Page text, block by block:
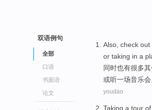
双语例句
全部
口语
书面语
论文
Also , check
or taking in a
同时也有很多
或听一场音乐会
youdao
Taking a tour of